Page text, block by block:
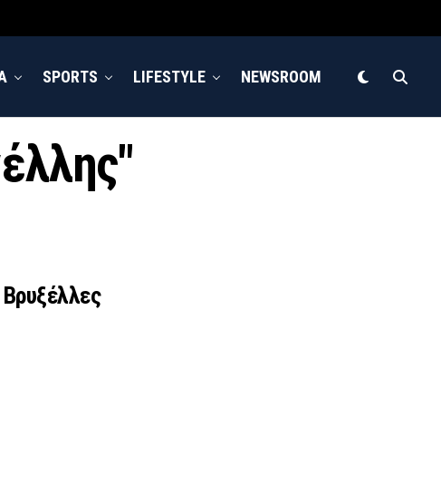
SPORTS LIFESTYLE NEWSROOM